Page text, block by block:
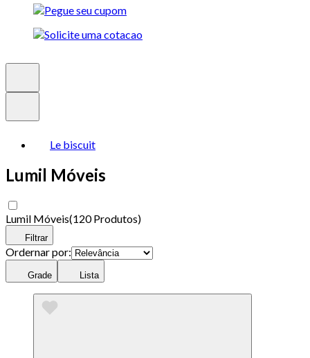
Le biscuit
Lumil Móveis
Lumil Móveis(120 Produtos)
Filtrar
Ordernar por:
Grade Lista